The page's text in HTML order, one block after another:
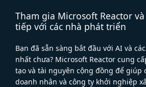
Tham gia Microsoft Reactor
tiếp với các nhà phát triển
Bạn đã sẵn sàng bắt đầu với AI và
nhất chưa? Microsoft Reactor cung
tạo và tài nguyên cộng đồng để giúp
doanh nhân và công ty khởi nghiệp